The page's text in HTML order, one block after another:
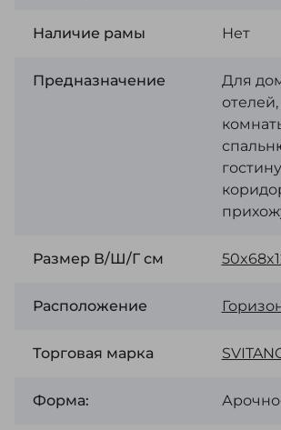
Наличие рамы Нет
Предназначение
Для
Размер В/Ш/Г см
Расположение
Торговая марка
Форма: